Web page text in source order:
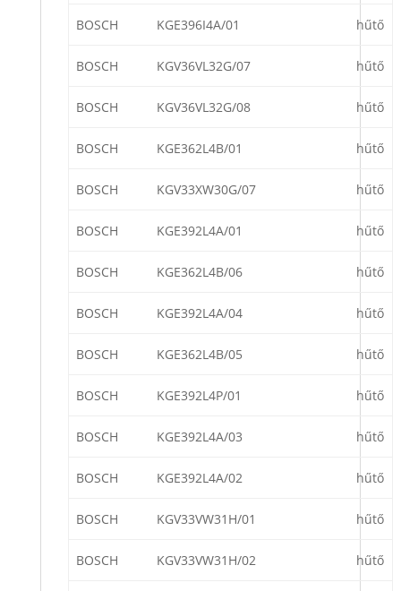
BOSCH KGE396I4A/01 hűtő
BOSCH KGV36VL32G/07 hűtő
BOSCH KGV36VL32G/08 hűtő
BOSCH KGE362L4B/01 hűtő
BOSCH KGV33XW30G/07 hűtő
BOSCH KGE392L4A/01 hűtő
BOSCH KGE362L4B/06 hűtő
BOSCH KGE392L4A/04 hűtő
BOSCH KGE362L4B/05 hűtő
BOSCH KGE392L4P/01 hűtő
BOSCH KGE392L4A/03 hűtő
BOSCH KGE392L4A/02 hűtő
BOSCH KGV33VW31H/01 hűtő
BOSCH KGV33VW31H/02 hűtő